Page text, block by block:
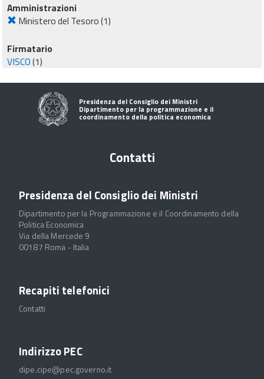
Amministrazioni
Ministero del Tesoro(1)
Firmatario
VISCO(1)
Presidenza del Consiglio dei Ministri
Dipartimento per la programmazione e il
coordinamento della politica economica
Contatti
Presidenza del Consiglio dei Ministri
Dipartimento per la Programmazione e il Coordinamento della
Politica Economica
Via della Mercede 9
00187 Roma - Italia
Recapiti telefonici
Contatti
Indirizzo PEC
dipe.cipe@pec.governo.it